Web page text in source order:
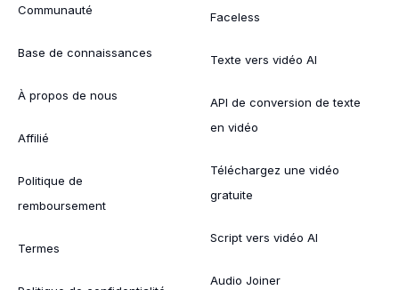
Communauté
Base de connaissances
À propos de nous
Affilié
Politique de
remboursement
Termes
Faceless
Texte vers vidéo AI
API de conversion de texte
en vidéo
Téléchargez une vidéo
gratuite
Script vers vidéo AI
Audio Joiner